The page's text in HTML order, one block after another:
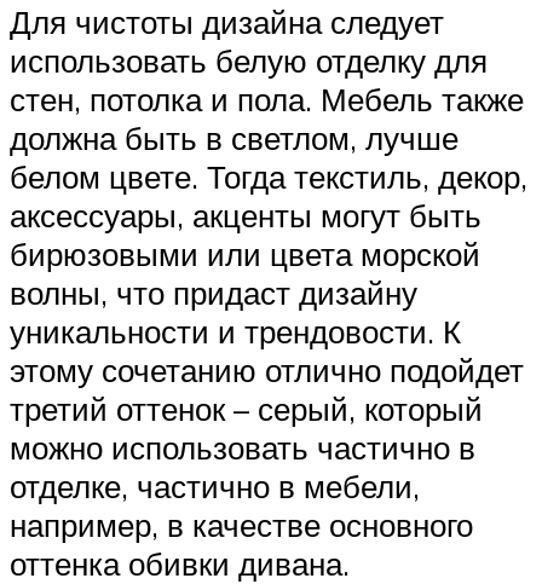
Для чистоты дизайна следует
использовать белую отделку для
стен, потолка и пола. Мебель также
должна быть в светлом, лучше
белом цвете. Тогда текстиль, декор,
аксессуары, акценты могут быть
бирюзовыми или цвета морской
волны, что придаст дизайну
уникальности и трендовости. К
этому сочетанию отлично подойдет
третий оттенок – серый, который
можно использовать частично в
отделке, частично в мебели,
например, в качестве основного
оттенка обивки дивана.